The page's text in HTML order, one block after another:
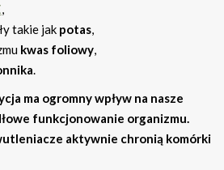
,
takie jak potas,
kwas foliowy,
.
ma ogromny wpływ na nasze
funkcjonowanie organizmu.
aktywnie chronią komórki